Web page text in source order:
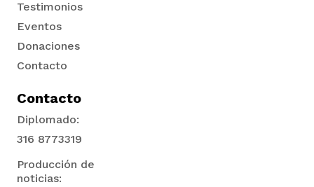
Testimonios
Eventos
Donaciones
Contacto
Contacto
Diplomado:
316 8773319
Producción de
noticias: